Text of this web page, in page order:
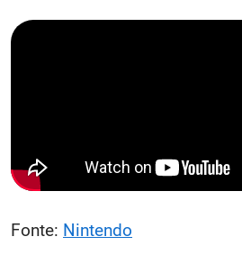
Fonte: Nintendo